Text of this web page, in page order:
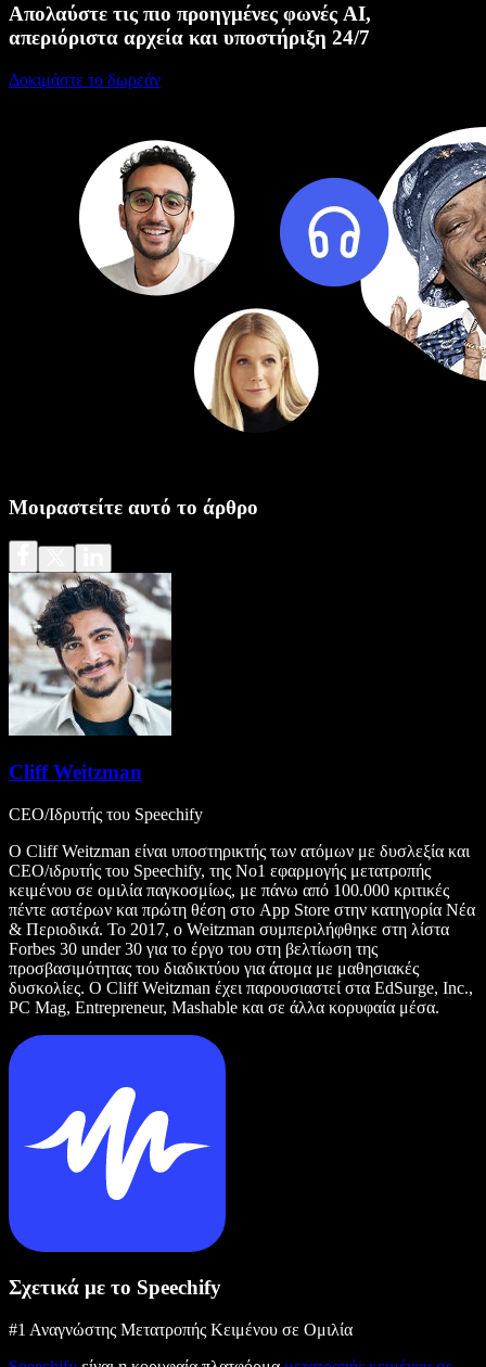
Απολαύστε τις πιο προηγμένες φωνές AI,
απεριόριστα αρχεία και υποστήριξη 24/7
Δοκιμάστε το δωρεάν
Μοιραστείτε αυτό το άρθρο
Cliff Weitzman
CEO/Ιδρυτής του Speechify
Ο Cliff Weitzman είναι υποστηρικτής των ατόμων με δυσλεξία και
CEO/ιδρυτής του Speechify, της Νο1 εφαρμογής μετατροπής
κειμένου σε ομιλία παγκοσμίως, με πάνω από 100.000 κριτικές
πέντε αστέρων και πρώτη θέση στο App Store στην κατηγορία Νέα
& Περιοδικά. Το 2017, ο Weitzman συμπεριλήφθηκε στη λίστα
Forbes 30 under 30 για το έργο του στη βελτίωση της
προσβασιμότητας του διαδικτύου για άτομα με μαθησιακές
δυσκολίες. Ο Cliff Weitzman έχει παρουσιαστεί στα EdSurge, Inc.,
PC Mag, Entrepreneur, Mashable και σε άλλα κορυφαία μέσα.
Σχετικά με το Speechify
#1 Αναγνώστης Μετατροπής Κειμένου σε Ομιλία